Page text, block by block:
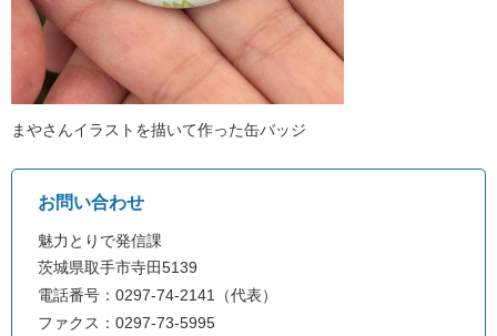
まやさんイラストを描いて作った缶バッジ
お問い合わせ
魅力とりで発信課
茨城県取手市寺田5139
電話番号：0297-74-2141（代表）
ファクス：0297-73-5995